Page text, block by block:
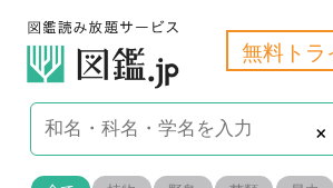
無料トライアル
×
全て 植物 野鳥 菌類 昆虫 ほか動物